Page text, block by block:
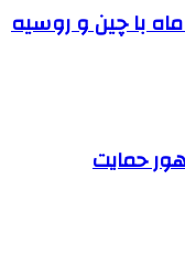
با چین و روسیه
حمایت